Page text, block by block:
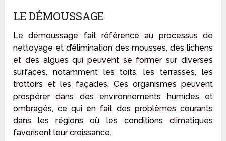
LE DÉMOUSSAGE
Le démoussage fait référence au processus de
nettoyage et d’élimination des mousses, des lichens
et des algues qui peuvent se former sur diverses
surfaces, notamment les toits, les terrasses, les
trottoirs et les façades. Ces organismes peuvent
prospérer dans des environnements humides et
ombragés, ce qui en fait des problèmes courants
dans les régions où les conditions climatiques
favorisent leur croissance.